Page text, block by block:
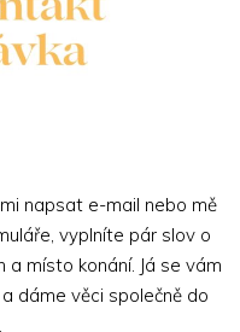
napsat e-mail nebo mě
vyplníte pár slov o
místo konání. Já se vám
dáme věci společně do